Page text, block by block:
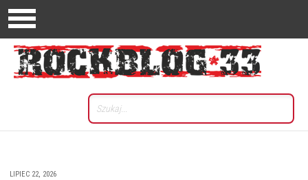
LIPIEC 22, 2026